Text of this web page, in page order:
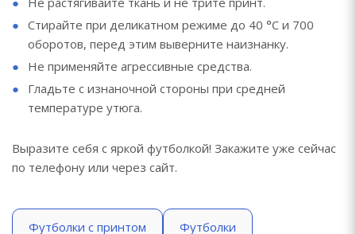
Стирайте при деликатном режиме до 40 °C и 700
оборотов, перед этим выверните наизнанку.
Не применяйте агрессивные средства.
Гладьте с изнаночной стороны при средней
температуре утюга.
Выразите себя с яркой футболкой! Закажите уже сейчас
по телефону или через сайт.
Футболки с принтом Футболки